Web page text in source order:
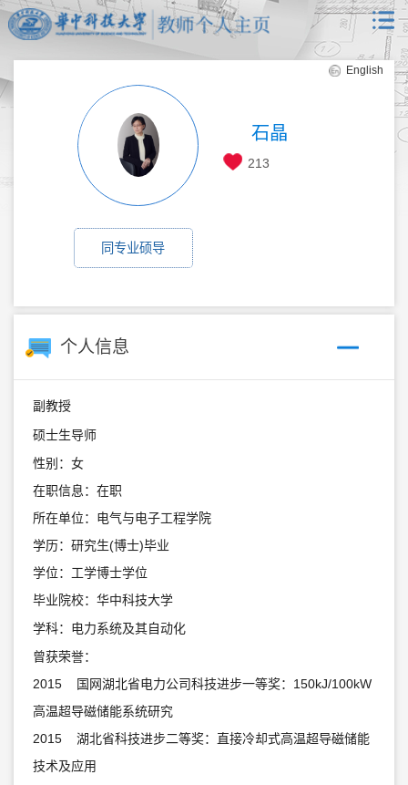
English
石晶
213
同专业硕导
个人信息
副教授
硕士生导师
性别：女
在职信息：在职
所在单位：电气与电子工程学院
学历：研究生(博士)毕业
学位：工学博士学位
毕业院校：华中科技大学
学科：电力系统及其自动化
曾获荣誉：
2015 国网湖北省电力公司科技进步一等奖：150kJ/100kW
高温超导磁储能系统研究
2015 湖北省科技进步二等奖：直接冷却式高温超导磁储能
技术及应用